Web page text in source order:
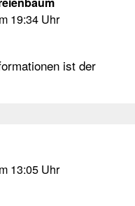
19:34 Uhr
ist der
13:05 Uhr